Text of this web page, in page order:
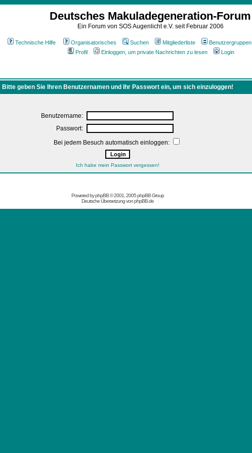
Deutsches Makuladegeneration-Forum
Ein Forum von SOS Augenlicht e.V. seit Februar 2006
Technische Hilfe Organisatorisches Suchen Mitgliederliste Benutzergruppen
Profil
Einloggen, um private Nachrichten zu lesen Login
Bitte geben Sie Ihren Benutzernamen und Ihr Passwort ein, um sich einzuloggen!
Benutzername:
Passwort:
Bei jedem Besuch automatisch einloggen:
Ich habe mein Passwort vergessen!
Powered byphpBB© 2001, 2005 phpBB Group
Deutsche Übersetzung vonphpBB.de